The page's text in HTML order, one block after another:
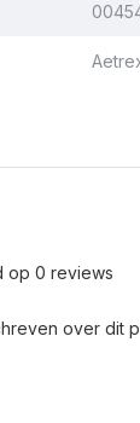
op 0 reviews
over dit